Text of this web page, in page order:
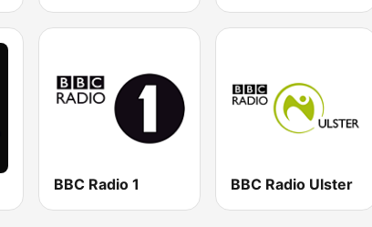
BBC Radio 1 BBC Radio Ulster